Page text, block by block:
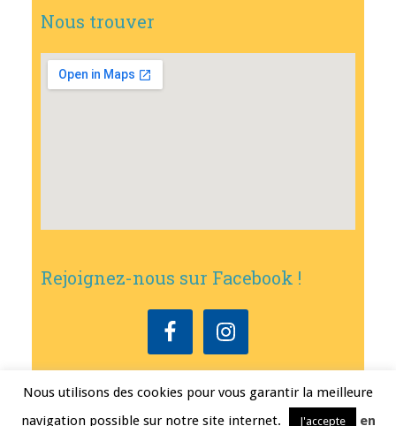
Nous trouver
Rejoignez-nous sur Facebook !
Mairie de Bouxwiller • Conception
Mentions légales
Nous utilisons des cookies pour vous garantir la meilleure
navigation possible sur notre site internet.
J'accepte en